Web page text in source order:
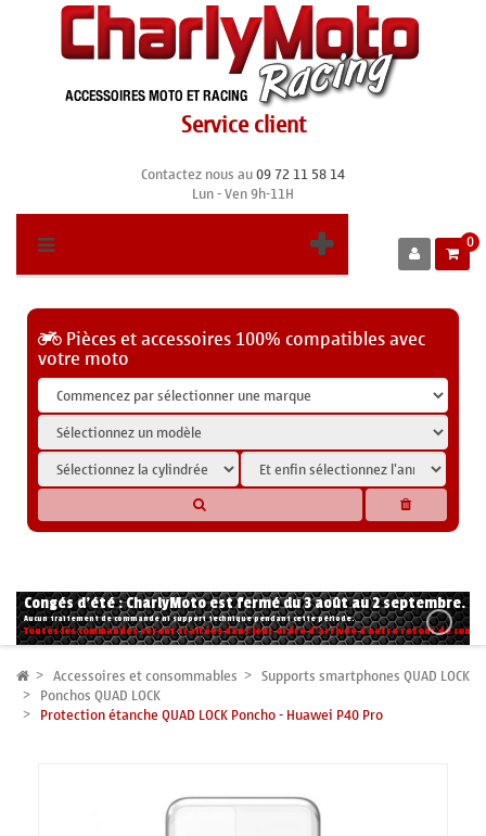
Service client
Contactez nous au09 72 11 58 14
Lun - Ven 9h-11H
0
Pièces et accessoires 100% compatibles avec
votre moto
Congés d'été : CharlyMoto est fermé du 3 août au 2 septembre.
Aucun traitement de commande ni support technique pendant cette période.
Toutes les commandes seront traitées dans leur ordre d'arrivée à notre retour de
Accessoires et consommables Supports smartphones QUAD LOCK
Ponchos QUAD LOCK
Protection étanche QUAD LOCK Poncho - Huawei P40 Pro